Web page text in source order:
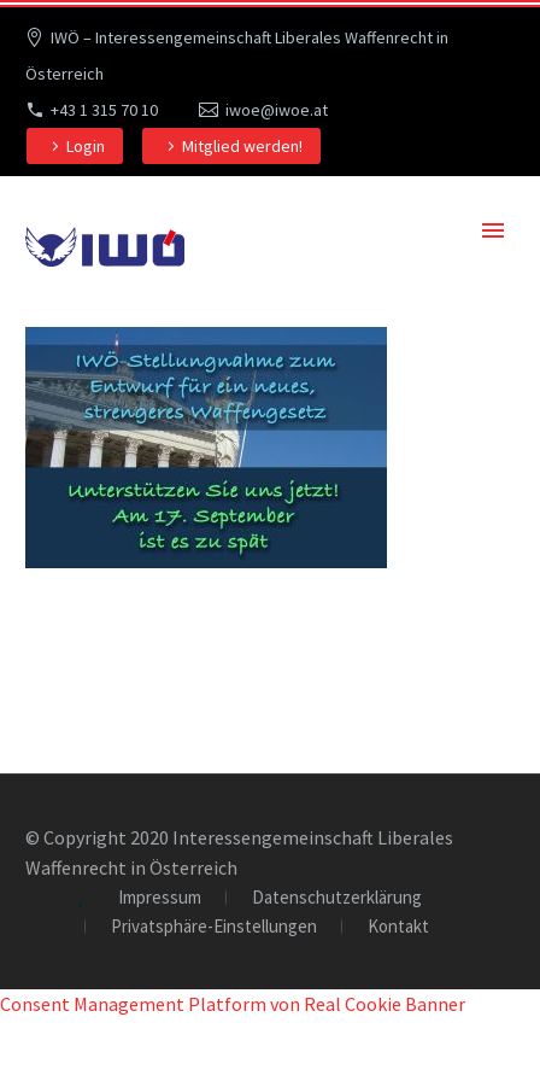
IWÖ – Interessengemeinschaft Liberales Waffenrecht in
Österreich
+43 1 315 70 10
iwoe@iwoe.at
Login
Mitglied werden!
© Copyright 2020 Interessengemeinschaft Liberales
Waffenrecht in Österreich
Impressum
Datenschutzerklärung
Privatsphäre-Einstellungen
Kontakt
Consent Management Platform von Real Cookie Banner